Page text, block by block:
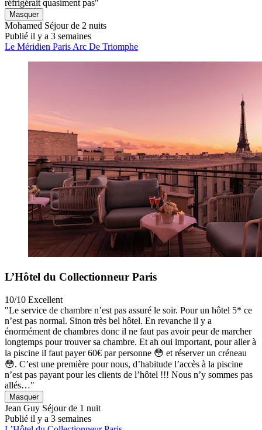
réfrigérait quasiment pas"
Masquer
Mohamed Séjour de 2 nuits
Publié il y a 3 semaines
Le Méridien Paris Arc De Triomphe
L’Hôtel du Collectionneur Paris
10/10 Excellent
"Le service de chambre n’est pas assuré le soir. Pour un hôtel 5* ce
n’est pas normal. Sinon très bel hôtel. En revanche il y a
énormément de chambres donc il ne faut pas avoir peur de marcher
longtemps pour trouver sa chambre. Et ah oui important, pour aller à
la piscine il faut payer 60€ par personne 😳 et réserver un créneau
😳. C’est une première pour nous, d’habitude l’accès à la piscine
n’est pas payant pour les clients de l’hôtel !!! Nous n’y sommes pas
allés…"
Masquer
Jean Guy Séjour de 1 nuit
Publié il y a 3 semaines